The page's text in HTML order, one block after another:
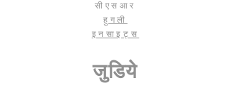
सीएसआर
हुगली
इनसाइट्स
जुडिये